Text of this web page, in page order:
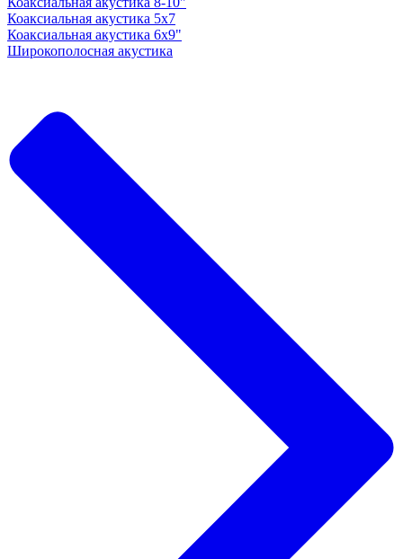
Коаксиальная акустика 5x7
Коаксиальная акустика 6х9"
Широкополосная акустика